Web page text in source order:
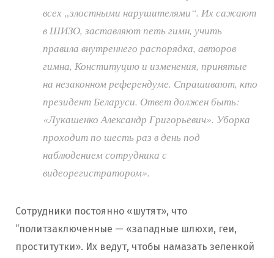
всех „злостными нарушителями“. Их сажают
в ШИЗО, заставляют петь гимн, учить
правила внутреннего распорядка, авторов
гимна, Конституцию и изменения, принятые
на незаконном референдуме. Спрашивают, кто
президент Беларуси. Ответ должен быть:
«Лукашенко Александр Григорьевич». Уборка
проходит по шесть раз в день под
наблюдением сотрудника с
видеорегистратором».
Сотрудники постоянно «шутят», что
“политзаключенные — «западные шлюхи, геи,
проститутки». Их ведут, чтобы намазать зеленкой